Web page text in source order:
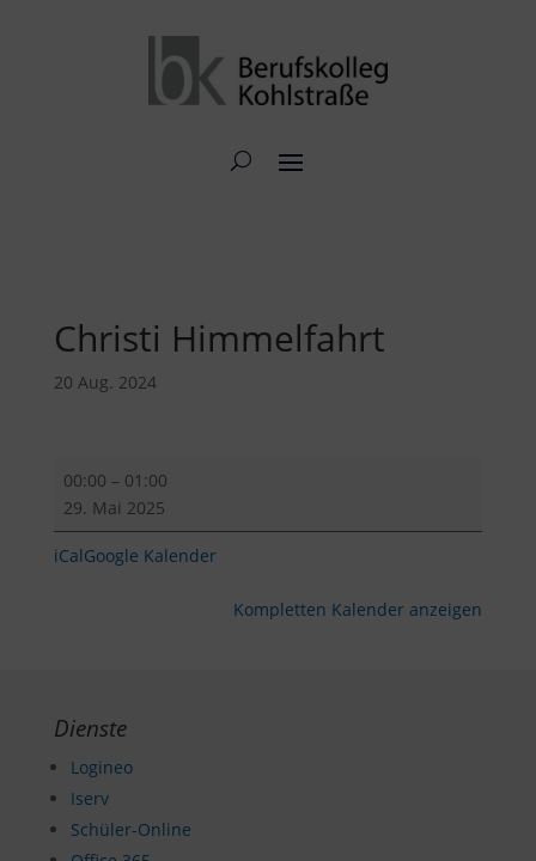
Christi Himmelfahrt
20 Aug. 2024
Christi
Himmelfahrt
00:00 – 01:00
29. Mai 2025
iCalGoogle Kalender
Kompletten Kalender anzeigen
Dienste
Logineo
Iserv
Schüler-Online